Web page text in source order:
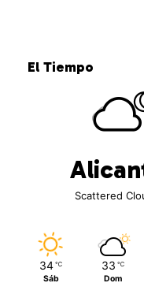
El Tiempo
Scattered
34 ℃
Sáb
33 ℃
Dom